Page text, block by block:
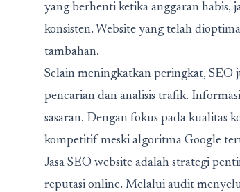
yang berhenti ketika anggaran habis,
konsisten. Website yang telah
tambahan.
Selain meningkatkan peringkat, SEO
pencarian dan analisis trafik.
sasaran. Dengan fokus pada kualitas
kompetitif meski algoritma Google
Jasa SEO website adalah strategi
reputasi online. Melalui audit